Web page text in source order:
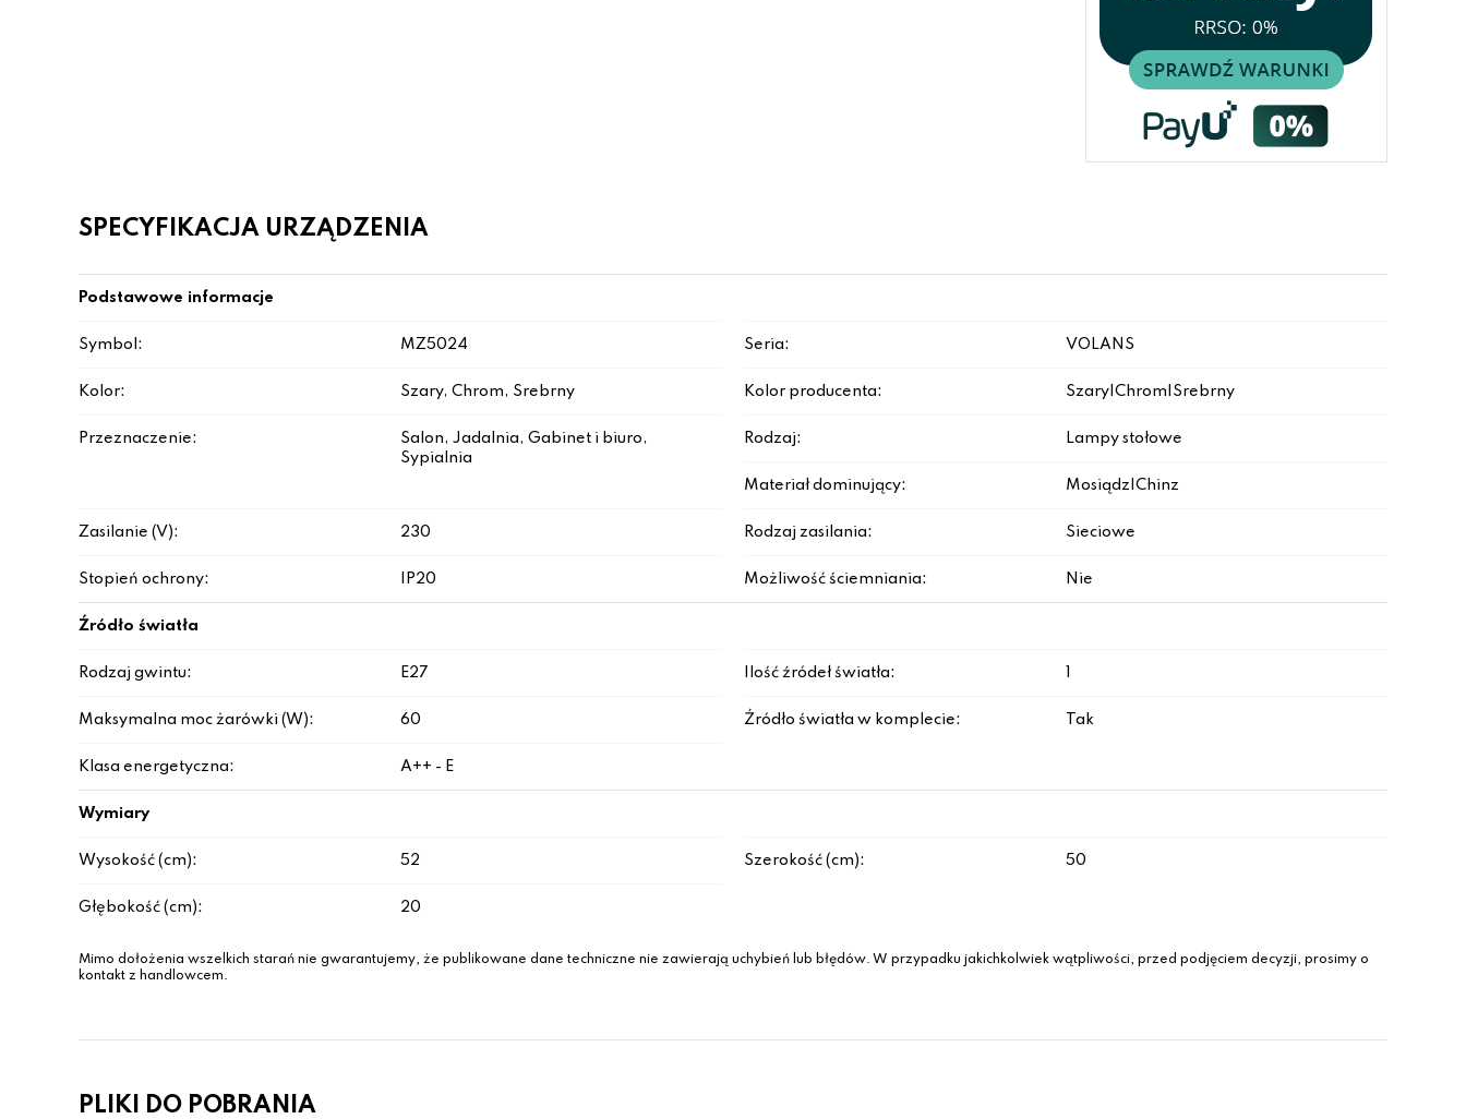
SPECYFIKACJA URZĄDZENIA
Podstawowe informacje
Symbol: MZ5024 Seria: VOLANS
Kolor: Szary, Chrom, Srebrny Kolor producenta: Szary|Chrom|Srebrny
Przeznaczenie:
Salon, Jadalnia, Gabinet i biuro,
Sypialnia
Rodzaj: Lampy stołowe
Materiał dominujący: Mosiądz|Chinz
Zasilanie (V): 230 Rodzaj zasilania: Sieciowe
Stopień ochrony: IP20 Możliwość ściemniania: Nie
Źródło światła
Rodzaj gwintu: E27 Ilość źródeł światła:
Maksymalna moc żarówki (W): 60 Źródło światła w komplecie: Tak
Klasa energetyczna: A++ - E
Wymiary
Wysokość (cm): 52 Szerokość (cm): 50
Głębokość (cm): 20
Mimo dołożenia wszelkich starań nie gwarantujemy, że publikowane dane techniczne nie zawierają uchybień lub błędów. W przypadku jakichkolwiek wątpliwości, przed podjęciem decyzji, prosimy o
kontakt z handlowcem.
PLIKI DO POBRANIA